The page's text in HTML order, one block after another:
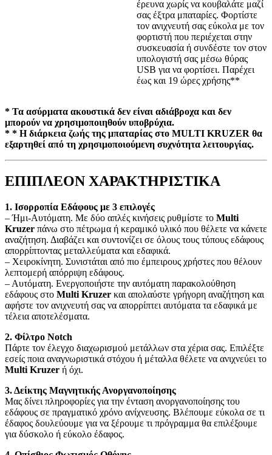
έρευνα χωρίς να κουβαλάτε μαζί
σας έξτρα μπαταρίες. Φορτίστε
τον ανιχνευτή σας εύκολα με τον
φορτιστή που περιέχεται στην
συσκευασία ή συνδέστε τον στον
υπολογιστή σας μέσω θύρας
USB για να φορτίσει. Παρέχει
έως και 19 ώρες χρήσης**
* Τα ασύρματα ακουστικά δεν είναι αδιάβροχα και δεν
μπορούν να χρησιμοποιηθούν υποβρύχια.
* * Η διάρκεια ζωής της μπαταρίας στο MULTI KRUZER θα
εξαρτηθεί από τη χρησιμοποιούμενη συχνότητα λειτουργίας.
ΕΠΙΠΛΕΟΝ ΧΑΡΑΚΤΗΡΙΣΤΙΚΑ
1. Ισορροπία Εδάφους με 3 επιλογές
– Ήμι-Αυτόματη. Με δύο απλές κινήσεις ρυθμίστε το Multi
Kruzer πάνω στο πέτρωμα ή κεραμικό υλικό που θέλετε να κάνετε
αναζήτηση. Διαβάζει και συντονίζει σε όλους τους τύπους εδάφους
απορρίπτοντας μεταλλεύματα και εδαφικά.
– Χειροκίνητη. Συνιστάται από πιο έμπειρους χρήστες που θέλουν
λεπτομερή απόρριψη εδάφους.
– Αυτόματη. Ενεργοποιήστε την αυτόματη παρακολούθηση
εδάφους στο Multi Kruzer και απολαύστε γρήγορη αναζήτηση και
αφήστε τον ανιχνευτή σας να απορρίπτει αυτόματα τα εδαφικά με
τέλεια αποτελέσματα.
2. Φίλτρο Notch
Πάρτε τον έλεγχο διαχωρισμού μετάλλων στα χέρια σας. Επιλέξτε
εσείς ποια αναγνωριστικά στόχου ή μέταλλα θέλετε να ανιχνεύει το
Multi Kruzer ή όχι.
3. Δείκτης Μαγνητικής Ανοργανοποίησης
Μας δίνει πληροφορίες για την ένταση ανοργανοποίησης του
εδάφους σε πραγματικό χρόνο ανίχνευσης. Βλέπουμε εύκολα σε τι
έδαφος δουλεύουμε για να ξέρουμε τι πρόγραμμα θα επιλέξουμε
για δύσκολο ή εύκολο έδαφος.